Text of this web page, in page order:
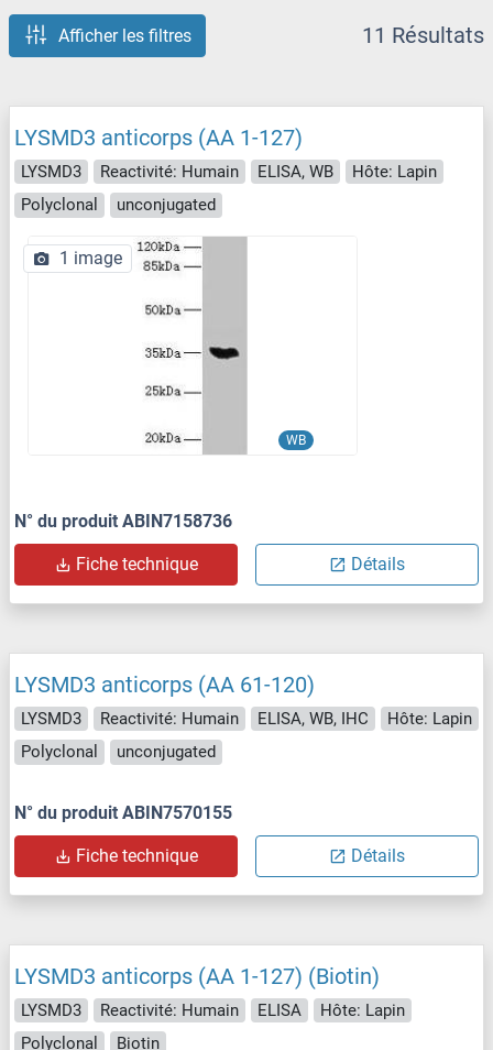
Afficher les filtres 11 Résultats
LYSMD3 anticorps (AA 1-127)
LYSMD3 Reactivité: Humain ELISA, WB
Hôte: Lapin
Polyclonal
unconjugated
WB
1 image
N° du produit ABIN7158736
Fiche technique Détails
LYSMD3 anticorps (AA 61-120)
LYSMD3 Reactivité: Humain ELISA, WB, IHC
Hôte: Lapin
Polyclonal
unconjugated
N° du produit ABIN7570155
Fiche technique Détails
LYSMD3 anticorps (AA 1-127) (Biotin)
LYSMD3 Reactivité: Humain ELISA
Hôte: Lapin
Polyclonal
Biotin